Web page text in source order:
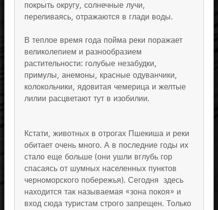
покрыть округу, солнечные лучи,
переливаясь, отражаются в глади воды.
В теплое время года пойма реки поражает
великолепием и разнообразием
растительности: голубые незабудки,
примулы, анемоны, красные одуванчики,
колокольчики, ядовитая чемерица и желтые
лилии расцветают тут в изобилии.
Кстати, животных в отрогах Пшекиша и реки
обитает очень много. А в последние годы их
стало еще больше (они ушли вглубь гор
спасаясь от шумных населенных пунктов
черноморского побережья). Сегодня здесь
находится так называемая «зона покоя» и
вход сюда туристам строго запрещен. Только